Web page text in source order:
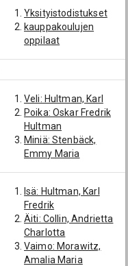
Yksityistodistukset
kauppakoulujen
oppilaat
Veli: Hultman, Karl
Poika: Oskar Fredrik
Hultman
Miniä: Stenbäck,
Emmy Maria
Isä: Hultman, Karl
Fredrik
Äiti: Collin, Andrietta
Charlotta
Vaimo: Morawitz,
Amalia Maria